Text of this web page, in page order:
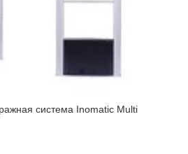
система Inomatic Multi